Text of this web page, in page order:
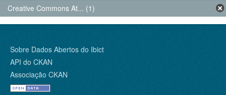
Creative Commons At... (1)
Sobre Dados Abertos do Ibict
API do CKAN
Associação CKAN